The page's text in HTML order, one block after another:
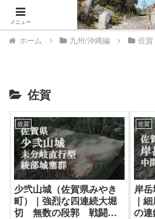
山城ウェルネスへよ
ホーム 九州/沖縄編 佐賀
佐賀
佐賀
少弐山城（佐賀県みやき
町）｜強烈な四連続大堀
切 無数の段郭 戦闘的
佐賀
岸岳
｜
の
メニュー